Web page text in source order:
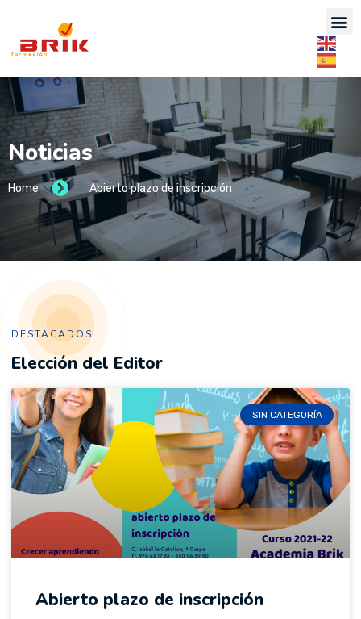
Noticias
Home Abierto plazo de inscripción
DESTACADOS
Elección del Editor
SIN CATEGORÍA
Abierto plazo de inscripción